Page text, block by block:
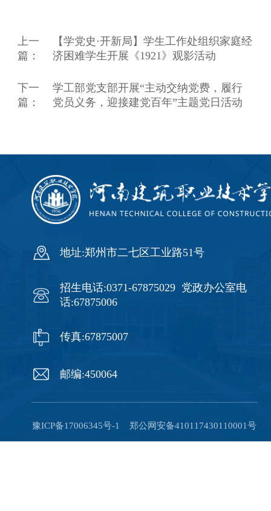
上一
篇：
【学党史·开新局】学生工作处组织家庭经
济困难学生开展《1921》观影活动
下一
篇：
学工部党支部开展“主动交纳党费，履行
党员义务，迎接建党百年”主题党日活动
地址:郑州市二七区工业路51号
招生电话:0371-67875029 党政办公室电
话:67875006
传真:67875007
邮编:450064
豫ICP备17006345号-1 郑公网安备410117430110001号